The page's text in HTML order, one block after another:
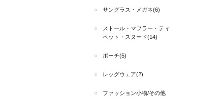
サングラス・メガネ(6)
ストール・マフラー・ティ
ペット・スヌード(14)
ポーチ(5)
レッグウェア(2)
ファッション小物/その他